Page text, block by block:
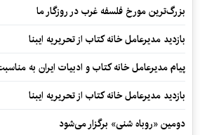
بزرگ‌ترین مورخ فلسفه غرب در روزگار ما
بازدید مدیرعامل خانه کتاب از تحریریه ایبنا
پیام مدیرعامل خانه کتاب و ادبیات ایران به
بازدید مدیرعامل خانه کتاب از تحریریه ایبنا
دومین «روباه شنی» برگزار می‌شود